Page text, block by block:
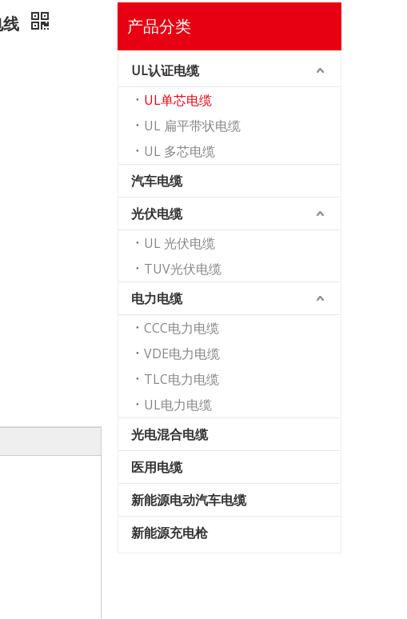
产品分类
UL认证电缆
UL单芯电缆
UL 扁平带状电缆
UL 多芯电缆
汽车电缆
光伏电缆
UL 光伏电缆
TUV光伏电缆
电力电缆
CCC电力电缆
VDE电力电缆
TLC电力电缆
UL电力电缆
光电混合电缆
医用电缆
新能源电动汽车电缆
新能源充电枪